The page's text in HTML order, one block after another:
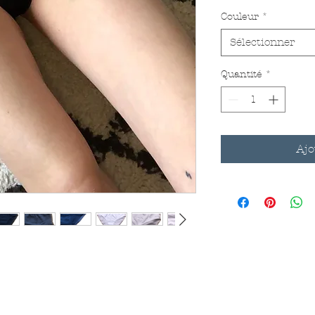
Couleur *
Sélectionner
Quantité *